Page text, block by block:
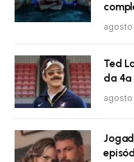
agosto
Ted
da 4ª
agosto